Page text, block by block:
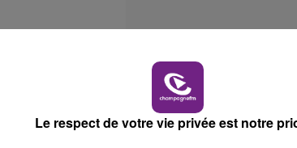
END CHAMPAGNE FM
Le respect de votre vie privée est notre